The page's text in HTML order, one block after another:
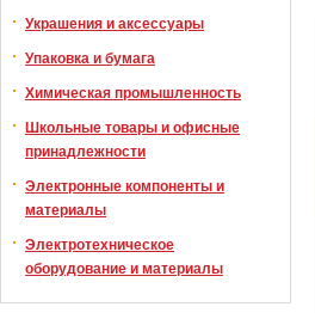
Украшения и аксессуары
Упаковка и бумага
Химическая промышленность
Школьные товары и офисные
принадлежности
Электронные компоненты и
материалы
Электротехническое
оборудование и материалы